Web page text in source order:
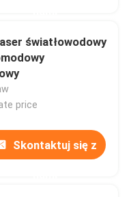
światłowodowy
price
Skontaktuj się z